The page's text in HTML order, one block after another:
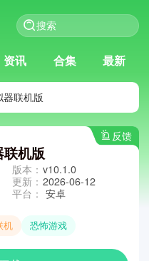
资讯 合集 最新
联机版
反馈
机版
版本： v10.1.0
更新： 2026-06-12
平台： 安卓
机 恐怖游戏